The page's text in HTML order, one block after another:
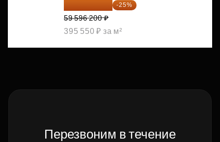
44 697 150 ₽ -25%
59 596 200 ₽
395 550 ₽ за м²
Перезвоним в течение